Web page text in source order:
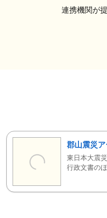
連携機関が
郡山震災
東日本大震
行政文書の